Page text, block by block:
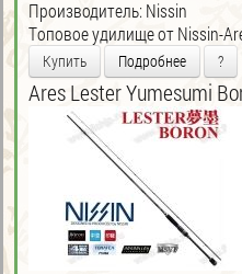
Производитель:Nissin
Tоповое удилище от Nissin-
Купить Подробнее ?
Ares Lester Yumesumi